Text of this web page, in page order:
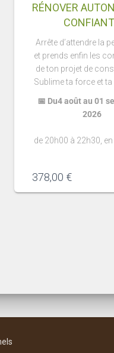
RÉNOVER
Arrête d’attendre la
et prends enfin les
de ton projet de
Sublime ta force et ta
📅 Du4 août au 01
2026
de 20h00 à 22h30,
378,00 €